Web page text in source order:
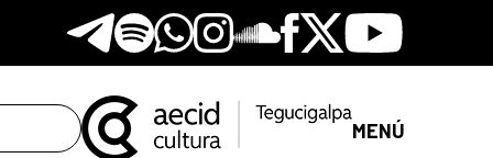
Telegram
SpotifyWhatsapp
Instagram
Soundclore
Facebook
X Youtube
MENÚ